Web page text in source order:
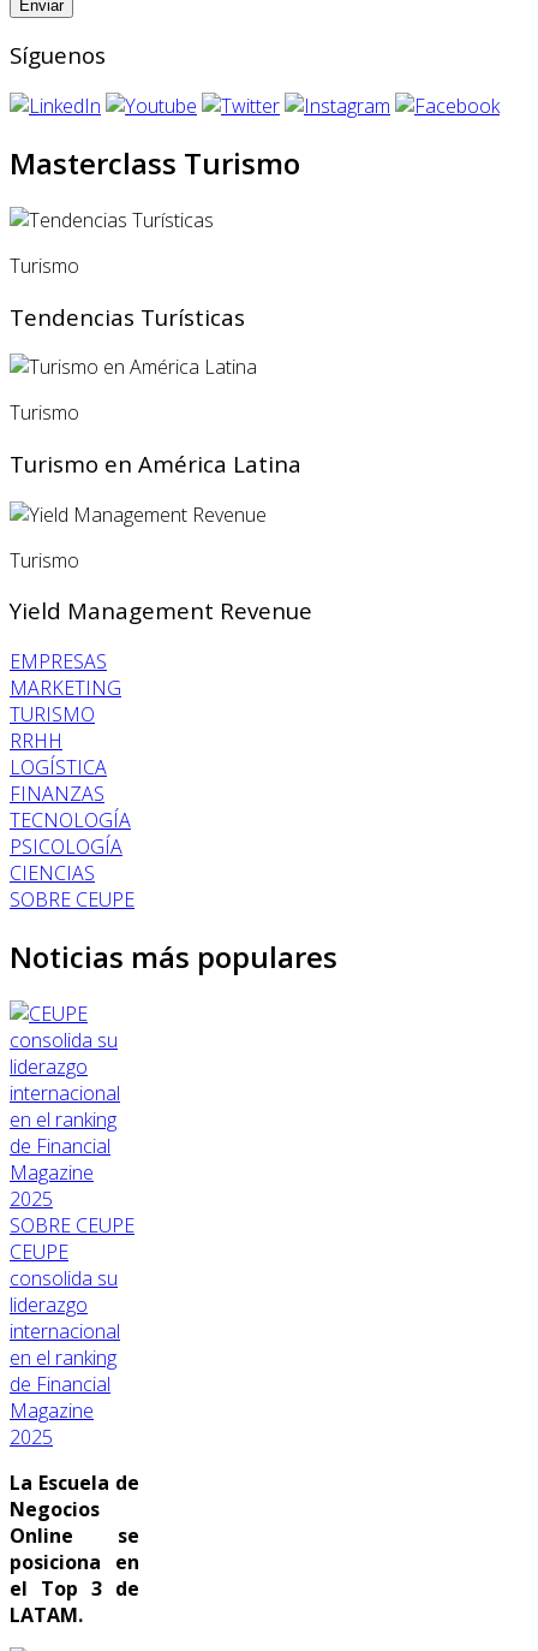
Síguenos
Masterclass Turismo
Turismo
Tendencias Turísticas
Turismo
Turismo en América Latina
Turismo
Yield Management Revenue
EMPRESAS
MARKETING
TURISMO
RRHH
LOGÍSTICA
FINANZAS
TECNOLOGÍA
PSICOLOGÍA
CIENCIAS
SOBRE CEUPE
Noticias más populares
SOBRE CEUPE
CEUPE
consolida su
liderazgo
internacional
en el ranking
de Financial
Magazine
2025
La Escuela de
Negocios
Online se
posiciona en
el Top 3 de
LATAM.